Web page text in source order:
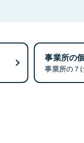
事業所の
事業所の７